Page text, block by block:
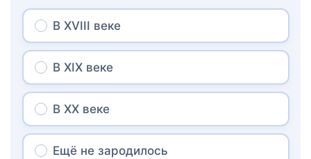
В XVIII веке
В XIX веке
В XX веке
Ещё не зародилось